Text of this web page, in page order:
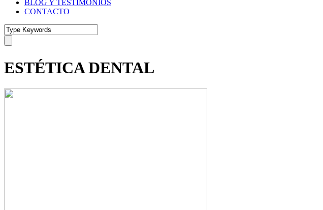
BLOG Y TESTIMONIOS
CONTACTO
ESTÉTICA DENTAL